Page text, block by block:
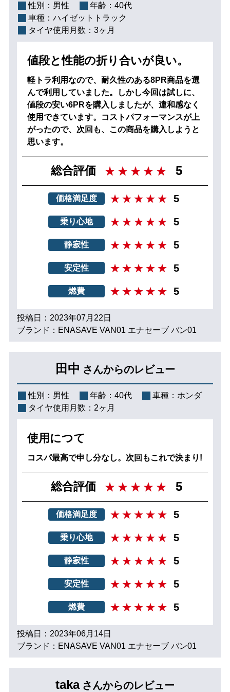
性別： 男性 年齢： 40代
車種： ハイゼットトラック
タイヤ使用月数： 3ヶ月
値段と性能の折り合いが良い。
軽トラ利用なので、耐久性のある8PR商品を選
んで利用していました。しかし今回は試しに、
値段の安い6PRを購入しましたが、違和感なく
使用できています。コストパフォーマンスが上
がったので、次回も、この商品を購入しようと
思います。
総合評価 5
価格満足度 5
乗り心地 5
静寂性 5
安定性 5
燃費 5
投稿日：2023年07月22日
ブランド：ENASAVE VAN01 エナセーブ バン01
田中 さんからのレビュー
性別： 男性 年齢： 40代 車種： ホンダ
タイヤ使用月数： 2ヶ月
使用につて
コスパ最高で申し分なし。次回もこれで決まり!
総合評価 5
価格満足度 5
乗り心地 5
静寂性 5
安定性 5
燃費 5
投稿日：2023年06月14日
ブランド：ENASAVE VAN01 エナセーブ バン01
taka さんからのレビュー